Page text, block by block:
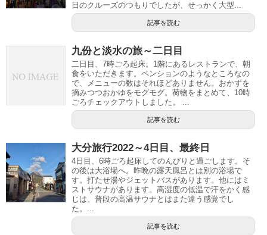
日のクルーズのつもりでしたが、せっかく大型...
記事を読む
九份と淡水の旅～二日目
二日目、7時ごろ起床。1階にあるレストランで、朝
食をいただきます。ペンションのようなところなの
で、メニューの数はそれほどありません。おかずを
摘みつつおかゆをモグモグ。荷物をまとめて、10時
ごろチェックアウトしました。 ...
記事を読む
大分旅行2022～4日目、最終日
4日目、6時ごろ起床してのんびりと過ごします。そ
の後は大浴場へ。昨晩の露天風呂とは別の浴場で
す。打たせ湯やジェットバスがあります。他にはミ
ストサウナがあります。高湿度の低温で汗をかく感
じは、普段の高温サウナとはまた違う感覚でし
た。...
記事を読む